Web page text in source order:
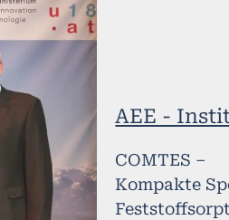
AEE -
COMTES –
Kompakte